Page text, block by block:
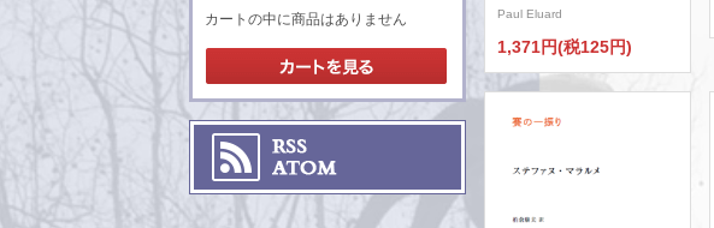
Paul Eluard
1,371円(税125円)
カートの中に商品はありません